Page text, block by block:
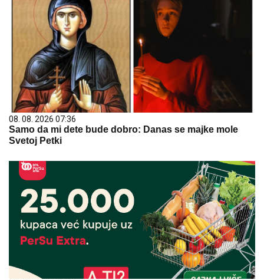
08. 08. 2026 07:36
Samo da mi dete bude dobro: Danas se majke mole
Svetoj Petki